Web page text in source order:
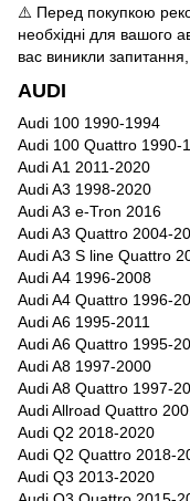
⚠️ Перед покупкою
необхідні для вашого
вас виникли запитання,
AUDI
Audi 100 1990-1994
Audi 100 Quattro 1990-
Audi A1 2011-2020
Audi A3 1998-2020
Audi A3 e-Tron 2016
Audi A3 Quattro 2004-
Audi A3 S line Quattro
Audi A4 1996-2008
Audi A4 Quattro 1996-
Audi A6 1995-2011
Audi A6 Quattro 1995-
Audi A8 1997-2000
Audi A8 Quattro 1997-
Audi Allroad Quattro
Audi Q2 2018-2020
Audi Q2 Quattro 2018-
Audi Q3 2013-2020